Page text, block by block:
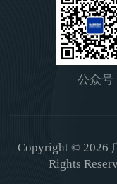
公众号
Copyright © 2026
Rights